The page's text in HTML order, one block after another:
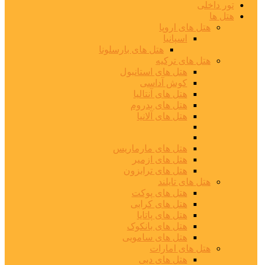
تور داخلی
هتل ها
هتل های اروپا
اسپانیا
هتل های بارسلونا
هتل های ترکیه
هتل های استانبول
کوش آداسی
هتل های آنتالیا
هتل های بدروم
هتل های آلانیا
هتل های مارماریس
هتل های ازمیر
هتل های ترابزون
هتل های تایلند
هتل های پوکت
هتل های کرابی
هتل های پاتایا
هتل های بانکوک
هتل های سامویی
هتل های امارات
هتل های دبی